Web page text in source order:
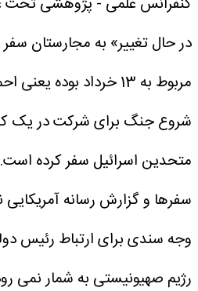
در حال تغییر» به مجارستان
شروع جنگ برای شرکت در یک
متحدین اسرائیل سفر کرده است.
سفرها و گزارش رسانه آمریکایی
وجه سندی برای ارتباط رئیس
رژیم صهیونیستی به شمار نمی